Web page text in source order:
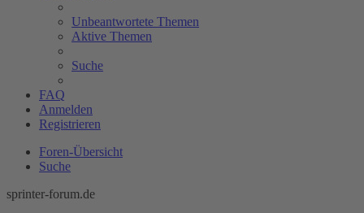
Unbeantwortete Themen
Aktive Themen
Suche
FAQ
Anmelden
Registrieren
Foren-Übersicht
Suche
sprinter-forum.de